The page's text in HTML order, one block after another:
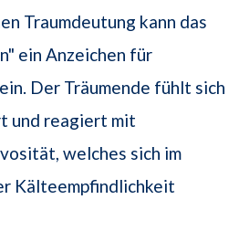
Traumdeutung kann das
ein Anzeichen für
Der Träumende fühlt sich
und reagiert mit
welches sich im
Kälteempfindlichkeit